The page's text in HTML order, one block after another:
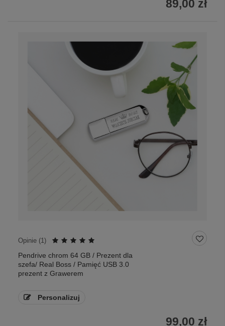
89,00 zł
Opinie (1)
Pendrive chrom 64 GB / Prezent dla
szefa/ Real Boss / Pamięć USB 3.0
prezent z Grawerem
Personalizuj
99,00 zł